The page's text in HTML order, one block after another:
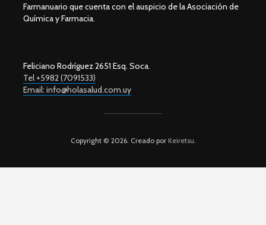
Farmanuario que cuenta con el auspicio de la Asociación de
Química y Farmacia.
Feliciano Rodríguez 2651 Esq. Soca.
Tel +5982 (7091533)
Email: info@holasalud.com.uy
Copyright © 2026. Creado porKeiretsu.